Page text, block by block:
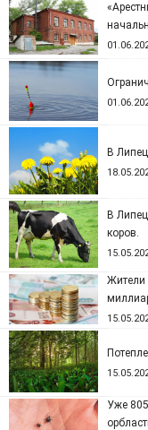
В
В
коров.
Жители
Уже